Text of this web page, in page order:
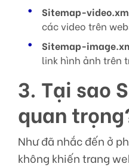
Sitemap-
các video trên
Sitemap-
link hình ảnh trên
3. Tại sao
quan
Như đã nhắc đến ở
không khiến trang